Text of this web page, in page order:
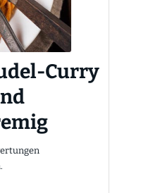
Curry